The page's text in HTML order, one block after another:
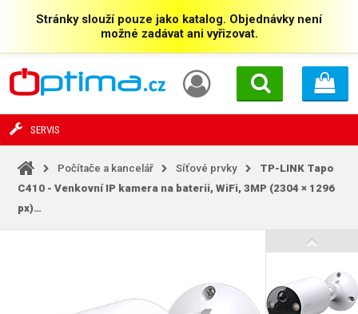
Stránky slouží pouze jako katalog. Objednávky není
možné zadávat ani vyřizovat.
SERVIS
Počítače a kancelář Síťové prvky
TP-LINK Tapo
C410 - Venkovní IP kamera na baterii, WiFi, 3MP (2304 × 1296
px)…